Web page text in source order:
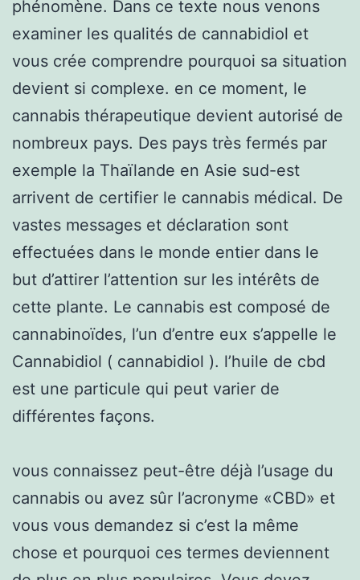
phénomène. Dans ce texte nous venons
examiner les qualités de cannabidiol et
vous crée comprendre pourquoi sa situation
devient si complexe. en ce moment, le
cannabis thérapeutique devient autorisé de
nombreux pays. Des pays très fermés par
exemple la Thaïlande en Asie sud-est
arrivent de certifier le cannabis médical. De
vastes messages et déclaration sont
effectuées dans le monde entier dans le
but d’attirer l’attention sur les intérêts de
cette plante. Le cannabis est composé de
cannabinoïdes, l’un d’entre eux s’appelle le
Cannabidiol ( cannabidiol ). l’huile de cbd
est une particule qui peut varier de
différentes façons.
vous connaissez peut-être déjà l’usage du
cannabis ou avez sûr l’acronyme «CBD» et
vous vous demandez si c’est la même
chose et pourquoi ces termes deviennent